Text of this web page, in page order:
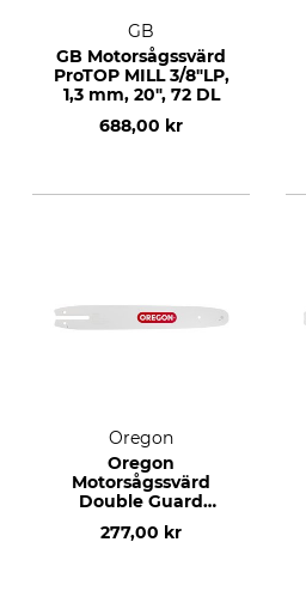
GB
GB Motorsågssvärd
ProTOP MILL 3/8"LP,
1,3 mm, 20", 72 DL
688,00 kr
Oregon
Oregon
Motorsågssvärd
Double Guard
3/8"LP, 1,3 mm, 14",
52 DL
277,00 kr